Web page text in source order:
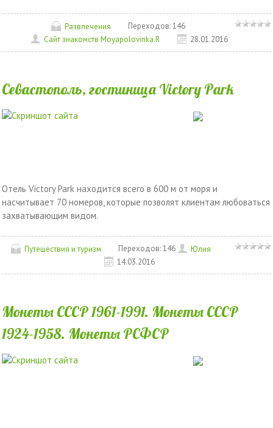
Развлечения Переходов:146
Сайт знакомств Moyapolovinka.R
28.01.2016
Севастополь, гостиница Victory Park
Отель Victory Park находится всего в 600 м от моря и
насчитывает 70 номеров, которые позволят клиентам любоваться
захватывающим видом.
Путешествия и туризм Переходов: 146
Юлия
14.03.2016
Монеты СССР 1961-1991. Монеты СССР
1924-1958. Монеты РСФСР